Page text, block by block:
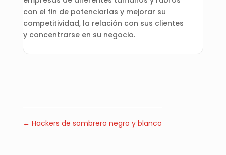
con el fin de potenciarlas y mejorar su
competitividad, la relación con sus clientes
y concentrarse en su negocio.
← Hackers de sombrero negro y blanco